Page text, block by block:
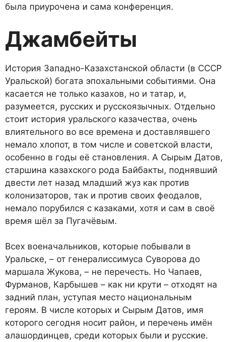
была приурочена и сама конференция.
Джамбейты
История Западно-Казахстанской области (в СССР
Уральской) богата эпохальными событиями. Она
касается не только казахов, но и татар, и,
разумеется, русских и русскоязычных. Отдельно
стоит история уральского казачества, очень
влиятельного во все времена и доставлявшего
немало хлопот, в том числе и советской власти,
особенно в годы её становления. А Сырым Датов,
старшина казахского рода Байбакты, поднявший
двести лет назад младший жуз как против
колонизаторов, так и против своих феодалов,
немало порубился с казаками, хотя и сам в своё
время шёл за Пугачёвым.
Всех военачальников, которые побывали в
Уральске, – от генералиссимуса Суворова до
маршала Жукова, – не перечесть. Но Чапаев,
Фурманов, Карбышев – как ни крути – отходят на
задний план, уступая место национальным
героям. В числе которых и Сырым Датов, имя
которого сегодня носит район, и перечень имён
алашординцев, среди которых были и русские.